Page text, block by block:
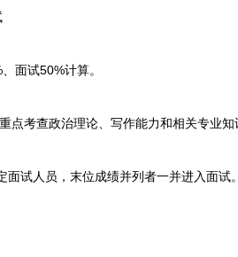
试50%计算。
考查政治理论、写作能力和相关专业知
试人员，末位成绩并列者一并进入面试